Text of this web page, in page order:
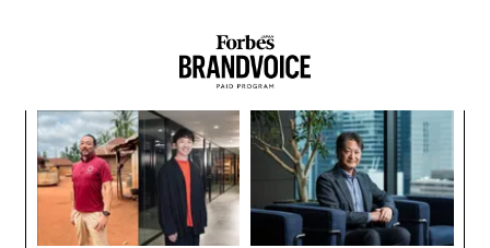
エビデンス層がなければ、自動化は当てずっぽうと大差
業務ワークフローが見た目以上に難しい理由
コンシューマー向けAIでは、もっともらしい答えでたい
てい事足りる。だがエンタープライズAIでは、もっとも
らしい答えが破滅的な結果を招くこともある。